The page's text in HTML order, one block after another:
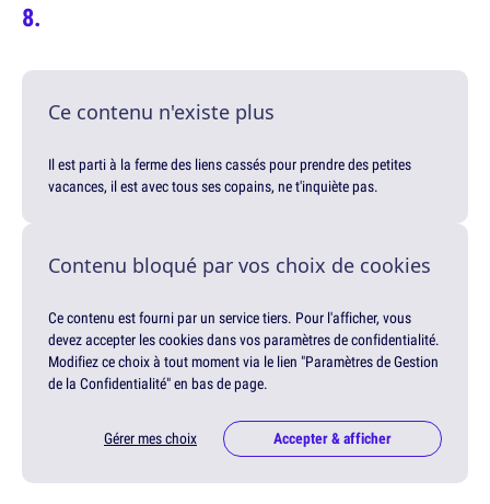
Ce contenu n'existe plus
Il est parti à la ferme des liens cassés pour prendre des petites
vacances, il est avec tous ses copains, ne t'inquiète pas.
Contenu bloqué par vos choix de cookies
Ce contenu est fourni par un service tiers. Pour l'afficher, vous
devez accepter les cookies dans vos paramètres de confidentialité.
Modifiez ce choix à tout moment via le lien "Paramètres de Gestion
de la Confidentialité" en bas de page.
Gérer mes choix Accepter & afficher